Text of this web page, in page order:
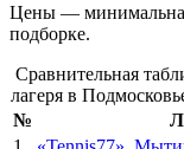
Цены —
подборке.
Сравнительная
лагеря в
№